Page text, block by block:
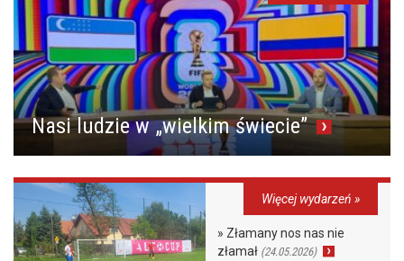
Nasi ludzie w „wielkim świecie”
Więcej wydarzeń »
» Złamany nos nas nie
złamał (24.05.2026)